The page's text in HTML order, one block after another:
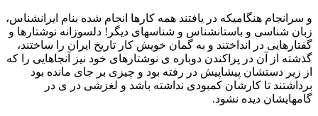
و سرانجام هنگامیکه در یافتند همه کارها انجام شده بنام ایرانشناس،
زبان شناسی و باستانشناس و شناسهای دیگر! دلسوزانه نوشتارها و
گفتارهایی در انداختند و به گمان خویش کار تاریخ ایران را ساختند،
گذشته از آن در پراکندن دوباره ی نوشتارهای خود نیز آنجاهایی را که
از زیر دستشان پیشاپیش در رفته بود و چیزی بر جای مانده بود
برداشتند تا کارشان کمبودی نداشته باشد و لغزشی در ی در
گامهایشان دیده نشود.